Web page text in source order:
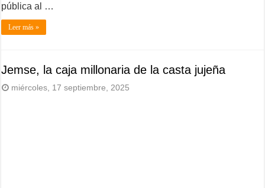
pública al …
Leer más »
Jemse, la caja millonaria de la casta jujeña
miércoles, 17 septiembre, 2025